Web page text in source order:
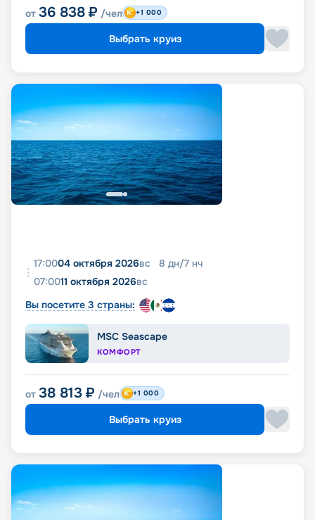
от 36 838 ₽ /чел +1 000
Выбрать круиз
17:0004 октября 2026вс 8 дн/7 нч
07:0011 октября 2026вс
Вы посетите 3 страны:
MSC Seascape
КОМФОРТ
от 38 813 ₽ /чел +1 000
Выбрать круиз